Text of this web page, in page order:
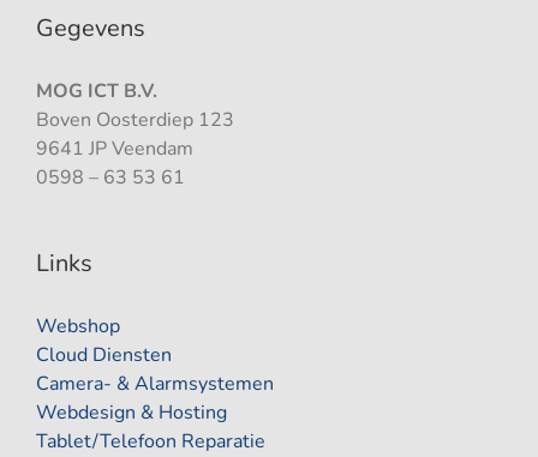
Gegevens
MOG ICT B.V.
Boven Oosterdiep 123
9641 JP Veendam
0598 – 63 53 61
Links
Webshop
Cloud Diensten
Camera- & Alarmsystemen
Webdesign & Hosting
Tablet/Telefoon Reparatie